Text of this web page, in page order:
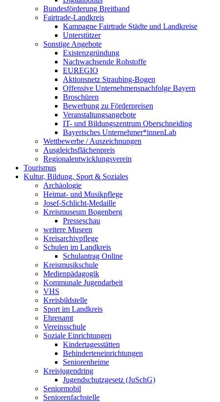
Bundesförderung Breitband
Fairtrade-Landkreis
Kampagne Fairtrade Städte und Landkreise
Unterstützer
Sonstige Angebote
Existenzgründung
Nachwachsende Rohstoffe
EUREGIO
Aktionsnetz Straubing-Bogen
Offensive Unternehmensnachfolge Bayern
Broschüren
Bewerbung zu Förderpreisen
Veranstaltungsangebote
IT- und Bildungszentrum Oberschneiding
Bayerisches Unternehmer*innenLab
Wettbewerbe / Auszeichnungen
Ausgleichsflächenpreis
Regionalentwicklungsverein
Tourismus
Kultur, Bildung, Sport & Soziales
Archäologie
Heimat- und Musikpflege
Josef-Schlicht-Medaille
Kreismuseum Bogenberg
Presseschau
weitere Museen
Kreisarchivpflege
Schulen im Landkreis
Schulantrag Online
Kreismusikschule
Medienpädagogik
Kommunale Jugendarbeit
VHS
Kreisbildstelle
Sport im Landkreis
Ehrenamt
Vereinsschule
Soziale Einrichtungen
Kindertagesstätten
Behinderteneinrichtungen
Seniorenheime
Kreisjugendring
Jugendschutzgesetz (JuSchG)
Seniormobil
Seniorenfachstelle